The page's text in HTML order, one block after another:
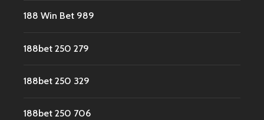
188 Win Bet 989
188bet 250 279
188bet 250 329
188bet 250 706